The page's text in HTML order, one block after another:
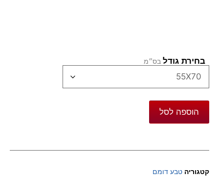
בחירת גודל
הוספה לסל
קטגוריה טבע דומם